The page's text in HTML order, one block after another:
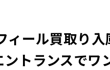
ィール買取り
トランスでワ